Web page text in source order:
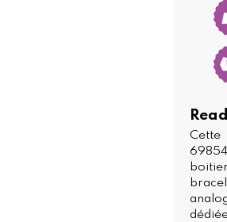
Cette